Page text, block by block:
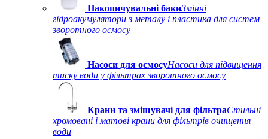
Накопичувальні бакиЗмінні
гідроакумулятори з металу і пластика для систем
зворотного осмосу
Насоси для осмосуНасоси для підвищення
тиску води у фільтрах зворотного осмосу
Крани та змішувачі для фільтраСтильні
хромовані і матові крани для фільтрів очищення
води